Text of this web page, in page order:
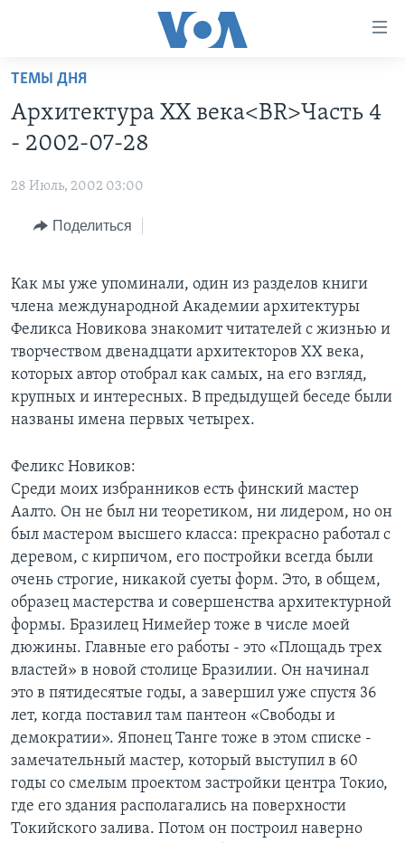
Перейти
основной
контент
навигации
ПРОГРАММЫ
НОВОСТИ ЗА МИНУТУ
ИТОГИ
ДИСКУССИЯ VOA
ДЕТАЛИ
НЬЮ-ЙОРК NEW YORK
АМЕРИКА. БОЛЬШОЕ ПУТЕШЕСТВИЕ
УЧИМ АНГЛИЙСКИЙ
НАША АМЕРИКАНСКАЯ ИСТОРИЯ
АРТЕФАКТЫ
АМЕРИКАНСКИЕ ГОРОДКИ
ТЕСТЫ
ЭКСПЕРТИЗА
ИНТЕРВЬЮ
ЗА СВОБОДУ ПРЕССЫ
УЧИМ АНГЛИЙСКИЙ
ВИДЕО
ПОДПИСКА НА НОВОСТИ
СОЦИАЛЬНЫЕ СЕТИ
Языки
ТЕМЫ ДНЯ
Архитектура XX века<BR>Часть 4
- 2002-07-28
28 Июль, 2002 03:00
Поделиться
Как мы уже упоминали, один из разделов книги
члена международной Академии архитектуры
Феликса Новикова знакомит читателей с жизнью и
творчеством двенадцати архитекторов ХХ века,
которых автор отобрал как самых, на его взгляд,
крупных и интересных. В предыдущей беседе были
названы имена первых четырех.
Феликс Новиков:
Среди моих избранников есть финский мастер
Аалто. Он не был ни теоретиком, ни лидером, но он
был мастером высшего класса: прекрасно работал с
деревом, с кирпичом, его постройки всегда были
очень строгие, никакой суеты форм. Это, в общем,
образец мастерства и совершенства архитектурной
формы. Бразилец Нимейер тоже в числе моей
дюжины. Главные его работы - это «Площадь трех
властей» в новой столице Бразилии. Он начинал
это в пятидесятые годы, а завершил уже спустя 36
лет, когда поставил там пантеон «Свободы и
демократии». Японец Танге тоже в этом списке -
замечательный мастер, который выступил в 60
годы со смелым проектом застройки центра Токио,
где его здания располагались на поверхности
Токийского залива. Потом он построил наверно